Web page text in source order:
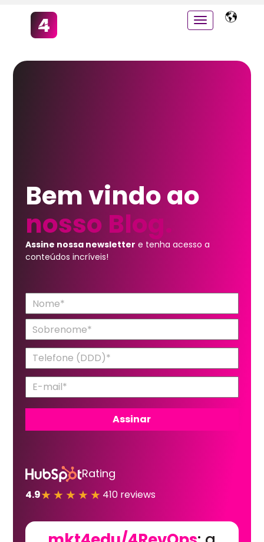
Bem vindo ao
nosso Blog.
Assine nossa newsletter e tenha acesso a
conteúdos incríveis!
Rating
4.9★★★★★ 410 reviews